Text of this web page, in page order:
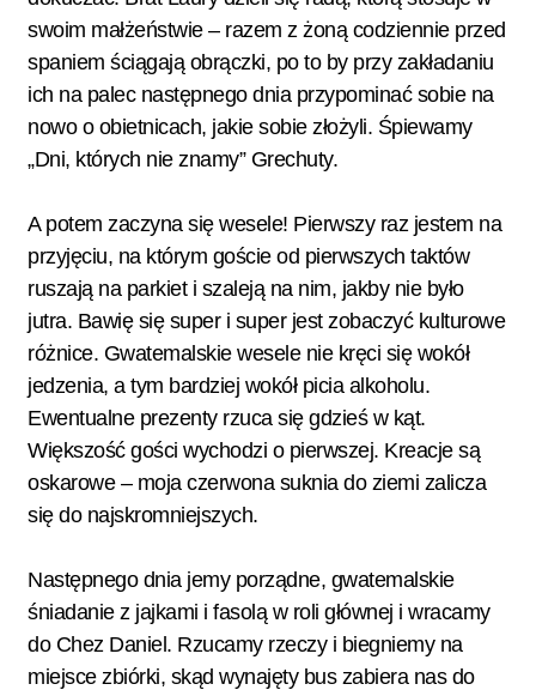
swoim małżeństwie – razem z żoną codziennie przed
spaniem ściągają obrączki, po to by przy zakładaniu
ich na palec następnego dnia przypominać sobie na
nowo o obietnicach, jakie sobie złożyli. Śpiewamy
„Dni, których nie znamy” Grechuty.
A potem zaczyna się wesele! Pierwszy raz jestem na
przyjęciu, na którym goście od pierwszych taktów
ruszają na parkiet i szaleją na nim, jakby nie było
jutra. Bawię się super i super jest zobaczyć kulturowe
różnice. Gwatemalskie wesele nie kręci się wokół
jedzenia, a tym bardziej wokół picia alkoholu.
Ewentualne prezenty rzuca się gdzieś w kąt.
Większość gości wychodzi o pierwszej. Kreacje są
oskarowe – moja czerwona suknia do ziemi zalicza
się do najskromniejszych.
Następnego dnia jemy porządne, gwatemalskie
śniadanie z jajkami i fasolą w roli głównej i wracamy
do Chez Daniel. Rzucamy rzeczy i biegniemy na
miejsce zbiórki, skąd wynajęty bus zabiera nas do